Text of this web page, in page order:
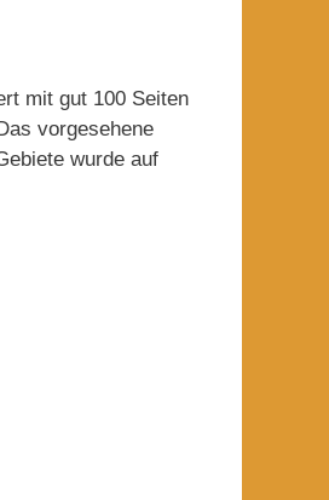
mit gut 100 Seiten
vorgesehene
wurde auf